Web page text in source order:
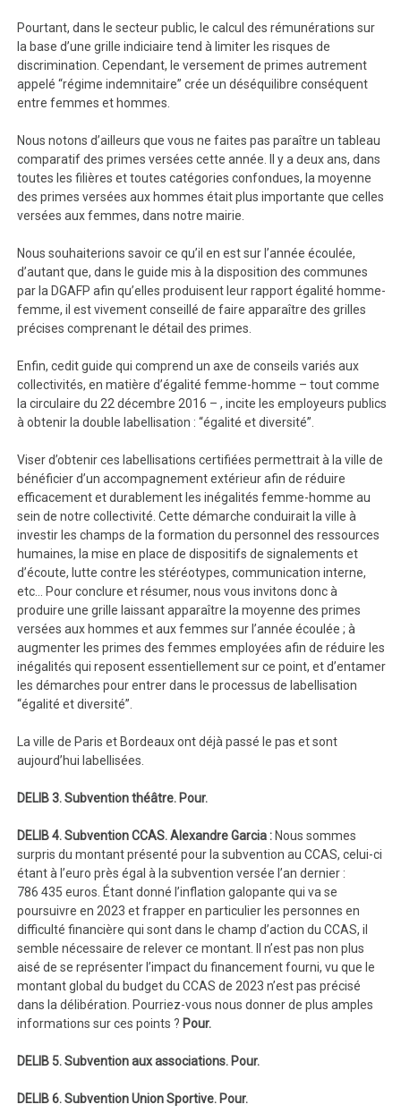
Pourtant, dans le secteur public, le calcul des rémunérations sur
la base d’une grille indiciaire tend à limiter les risques de
discrimination. Cependant, le versement de primes autrement
appelé “régime indemnitaire” crée un déséquilibre conséquent
entre femmes et hommes.
Nous notons d’ailleurs que vous ne faites pas paraître un tableau
comparatif des primes versées cette année. Il y a deux ans, dans
toutes les filières et toutes catégories confondues, la moyenne
des primes versées aux hommes était plus importante que celles
versées aux femmes, dans notre mairie.
Nous souhaiterions savoir ce qu’il en est sur l’année écoulée,
d’autant que, dans le guide mis à la disposition des communes
par la DGAFP afin qu’elles produisent leur rapport égalité homme-
femme, il est vivement conseillé de faire apparaître des grilles
précises comprenant le détail des primes.
Enfin, cedit guide qui comprend un axe de conseils variés aux
collectivités, en matière d’égalité femme-homme – tout comme
la circulaire du 22 décembre 2016 – , incite les employeurs publics
à obtenir la double labellisation : “égalité et diversité”.
Viser d’obtenir ces labellisations certifiées permettrait à la ville de
bénéficier d’un accompagnement extérieur afin de réduire
efficacement et durablement les inégalités femme-homme au
sein de notre collectivité. Cette démarche conduirait la ville à
investir les champs de la formation du personnel des ressources
humaines, la mise en place de dispositifs de signalements et
d’écoute, lutte contre les stéréotypes, communication interne,
etc… Pour conclure et résumer, nous vous invitons donc à
produire une grille laissant apparaître la moyenne des primes
versées aux hommes et aux femmes sur l’année écoulée ; à
augmenter les primes des femmes employées afin de réduire les
inégalités qui reposent essentiellement sur ce point, et d’entamer
les démarches pour entrer dans le processus de labellisation
“égalité et diversité”.
La ville de Paris et Bordeaux ont déjà passé le pas et sont
aujourd’hui labellisées.
DELIB 3. Subvention théâtre. Pour.
DELIB 4. Subvention CCAS. Alexandre Garcia : Nous sommes
surpris du montant présenté pour la subvention au CCAS, celui-ci
étant à l’euro près égal à la subvention versée l’an dernier :
786 435 euros. Étant donné l’inflation galopante qui va se
poursuivre en 2023 et frapper en particulier les personnes en
difficulté financière qui sont dans le champ d’action du CCAS, il
semble nécessaire de relever ce montant. Il n’est pas non plus
aisé de se représenter l’impact du financement fourni, vu que le
montant global du budget du CCAS de 2023 n’est pas précisé
dans la délibération. Pourriez-vous nous donner de plus amples
informations sur ces points ? Pour.
DELIB 5. Subvention aux associations. Pour.
DELIB 6. Subvention Union Sportive. Pour.